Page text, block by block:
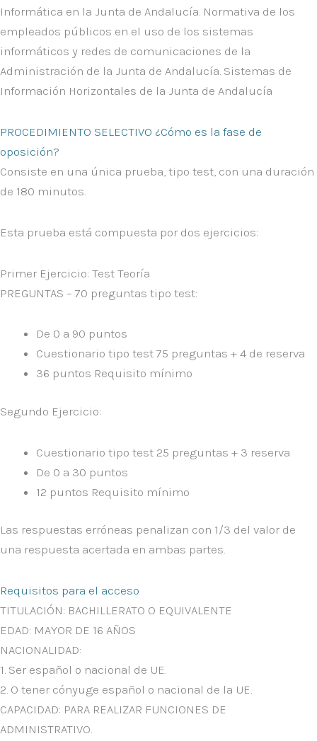
Informática en la Junta de Andalucía. Normativa de los
empleados públicos en el uso de los sistemas
informáticos y redes de comunicaciones de la
Administración de la Junta de Andalucía. Sistemas de
Información Horizontales de la Junta de Andalucía
PROCEDIMIENTO SELECTIVO ¿Cómo es la fase de
oposición?
Consiste en una única prueba, tipo test, con una duración
de 180 minutos.
Esta prueba está compuesta por dos ejercicios:
Primer Ejercicio: Test Teoría
PREGUNTAS – 70 preguntas tipo test:
De 0 a 90 puntos
Cuestionario tipo test 75 preguntas + 4 de reserva
36 puntos Requisito mínimo
Segundo Ejercicio:
Cuestionario tipo test 25 preguntas + 3 reserva
De 0 a 30 puntos
12 puntos Requisito mínimo
Las respuestas erróneas penalizan con 1/3 del valor de
una respuesta acertada en ambas partes.
Requisitos para el acceso
TITULACIÓN: BACHILLERATO O EQUIVALENTE
EDAD: MAYOR DE 16 AÑOS
NACIONALIDAD:
1. Ser español o nacional de UE.
2. O tener cónyuge español o nacional de la UE.
CAPACIDAD: PARA REALIZAR FUNCIONES DE
ADMINISTRATIVO.